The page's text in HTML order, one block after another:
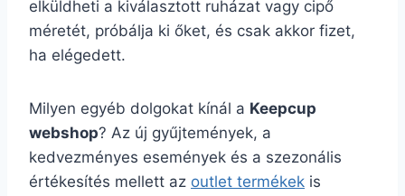
elküldheti a kiválasztott ruházat vagy cipő
méretét, próbálja ki őket, és csak akkor fizet,
ha elégedett.
Milyen egyéb dolgokat kínál a Keepcup
webshop? Az új gyűjtemények, a
kedvezményes események és a szezonális
értékesítés mellett az outlet termékek is